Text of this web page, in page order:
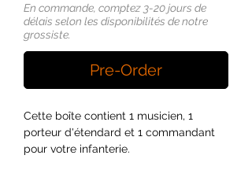
En commande, comptez 3-20 jours de
délais selon les disponibilités de notre
grossiste.
Pre-Order
Cette boîte contient 1 musicien, 1
porteur d'étendard et 1 commandant
pour votre infanterie.